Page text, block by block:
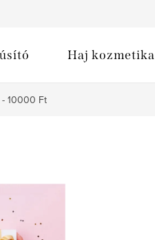
Haj kozmetika
10000 Ft